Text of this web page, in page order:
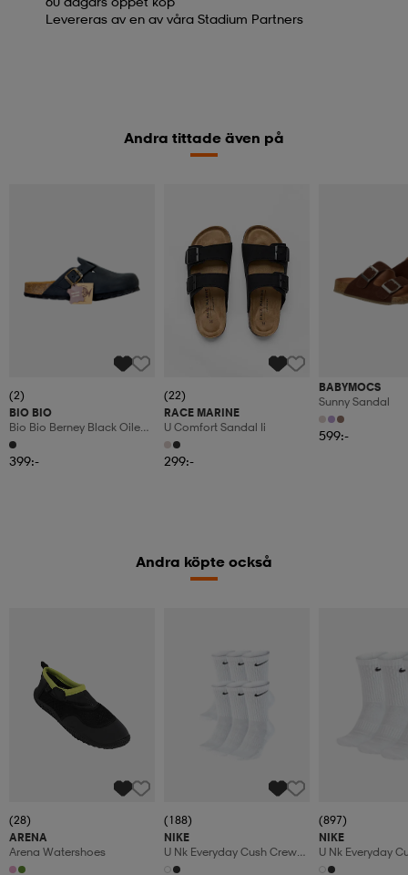
Levereras av en av våra Stadium Partners
Andra tittade även på
(2)
BIO BIO
Bio Bio Berney Black Oiled
Lthr
399:-
(22)
RACE MARINE
U Comfort Sandal Ii
299:-
BABYMOCS
Sunny Sandal
599:-
Andra köpte också
(28)
ARENA
Arena Watershoes
(188)
NIKE
U Nk Everyday Cush Crew
6pr-Bd
(897)
NIKE
U Nk Everyday
3pr